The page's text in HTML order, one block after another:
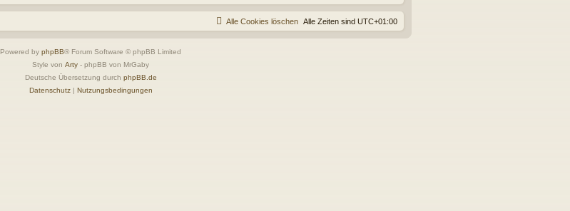
Alle Zeiten sind UTC+01:00
Alle Cookies löschen
Powered by phpBB® Forum Software © phpBB Limited
Style von Arty - phpBB von MrGaby
Deutsche Übersetzung durch phpBB.de
Datenschutz| Nutzungsbedingungen